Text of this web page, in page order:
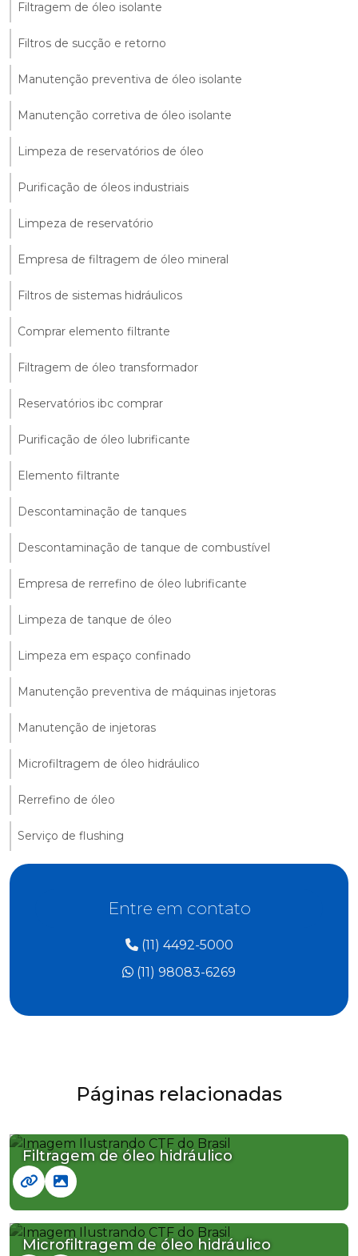
Filtragem de óleo isolante
Filtros de sucção e retorno
Manutenção preventiva de óleo isolante
Manutenção corretiva de óleo isolante
Limpeza de reservatórios de óleo
Purificação de óleos industriais
Limpeza de reservatório
Empresa de filtragem de óleo mineral
Filtros de sistemas hidráulicos
Comprar elemento filtrante
Filtragem de óleo transformador
Reservatórios ibc comprar
Purificação de óleo lubrificante
Elemento filtrante
Descontaminação de tanques
Descontaminação de tanque de combustível
Empresa de rerrefino de óleo lubrificante
Limpeza de tanque de óleo
Limpeza em espaço confinado
Manutenção preventiva de máquinas injetoras
Manutenção de injetoras
Microfiltragem de óleo hidráulico
Rerrefino de óleo
Serviço de flushing
Entre em contato
(11) 4492-5000
(11) 98083-6269
Páginas relacionadas
Filtragem de óleo hidráulico
Microfiltragem de óleo hidráulico